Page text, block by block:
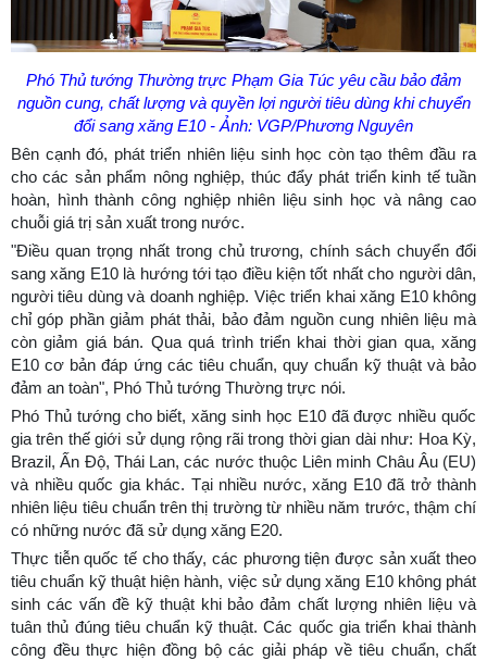
Phó Thủ tướng Thường trực Phạm Gia Túc yêu cầu bảo đảm
nguồn cung, chất lượng và quyền lợi người tiêu dùng khi chuyển
đổi sang xăng E10 - Ảnh: VGP/Phương Nguyên
Bên cạnh đó, phát triển nhiên liệu sinh học còn tạo thêm đầu ra
cho các sản phẩm nông nghiệp, thúc đẩy phát triển kinh tế tuần
hoàn, hình thành công nghiệp nhiên liệu sinh học và nâng cao
chuỗi giá trị sản xuất trong nước.
"Điều quan trọng nhất trong chủ trương, chính sách chuyển đổi
sang xăng E10 là hướng tới tạo điều kiện tốt nhất cho người dân,
người tiêu dùng và doanh nghiệp. Việc triển khai xăng E10 không
chỉ góp phần giảm phát thải, bảo đảm nguồn cung nhiên liệu mà
còn giảm giá bán. Qua quá trình triển khai thời gian qua, xăng
E10 cơ bản đáp ứng các tiêu chuẩn, quy chuẩn kỹ thuật và bảo
đảm an toàn", Phó Thủ tướng Thường trực nói.
Phó Thủ tướng cho biết, xăng sinh học E10 đã được nhiều quốc
gia trên thế giới sử dụng rộng rãi trong thời gian dài như: Hoa Kỳ,
Brazil, Ấn Độ, Thái Lan, các nước thuộc Liên minh Châu Âu (EU)
và nhiều quốc gia khác. Tại nhiều nước, xăng E10 đã trở thành
nhiên liệu tiêu chuẩn trên thị trường từ nhiều năm trước, thậm chí
có những nước đã sử dụng xăng E20.
Thực tiễn quốc tế cho thấy, các phương tiện được sản xuất theo
tiêu chuẩn kỹ thuật hiện hành, việc sử dụng xăng E10 không phát
sinh các vấn đề kỹ thuật khi bảo đảm chất lượng nhiên liệu và
tuân thủ đúng tiêu chuẩn kỹ thuật. Các quốc gia triển khai thành
công đều thực hiện đồng bộ các giải pháp về tiêu chuẩn, chất